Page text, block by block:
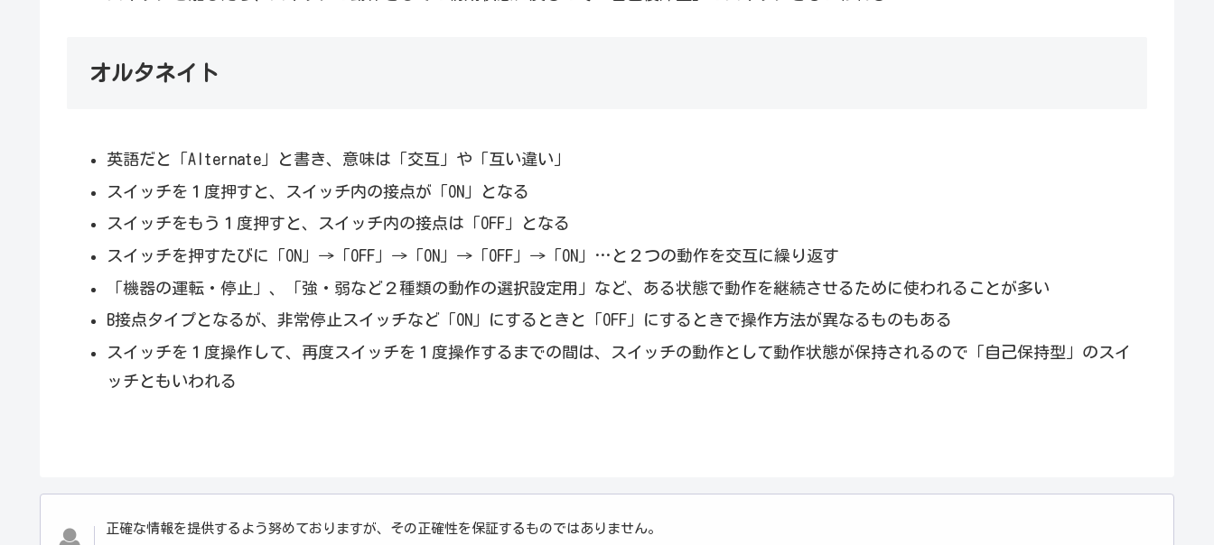
オルタネイト
英語だと「Alternate」と書き、意味は「交互」や「互い違い」
スイッチを１度押すと、スイッチ内の接点が「ON」となる
スイッチをもう１度押すと、スイッチ内の接点は「OFF」となる
スイッチを押すたびに「ON」→「OFF」→「ON」→「OFF」→「ON」…と２つの動作を交互に繰り返す
「機器の運転・停止」、「強・弱など２種類の動作の選択設定用」など、ある状態で動作を継続させるために使われることが多い
B接点タイプとなるが、非常停止スイッチなど「ON」にするときと「OFF」にするときで操作方法が異なるものもある
スイッチを１度操作して、再度スイッチを１度操作するまでの間は、スイッチの動作として動作状態が保持されるので「自己保持型」のスイ
ッチともいわれる
正確な情報を提供するよう努めておりますが、その正確性を保証するものではありません。